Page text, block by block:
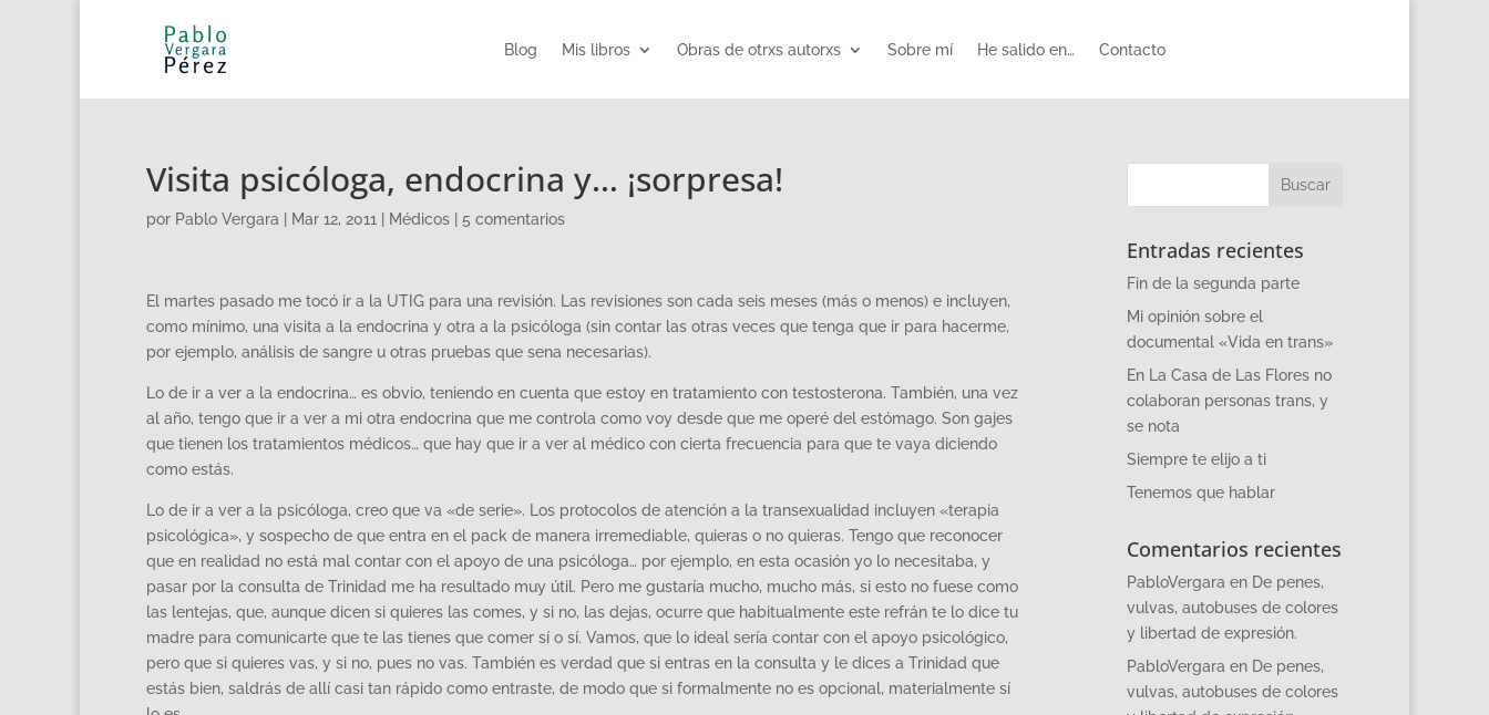
Blog Mis libros Obras de otrxs autorxs Sobre mí He salido en… Contacto
Visita psicóloga, endocrina y… ¡sorpresa!
por Pablo Vergara Mar 12, 2011 Médicos 5 comentarios
El martes pasado me tocó ir a la UTIG para una revisión. Las revisiones son cada seis meses (más o menos) e incluyen,
como mínimo, una visita a la endocrina y otra a la psicóloga (sin contar las otras veces que tenga que ir para hacerme,
por ejemplo, análisis de sangre u otras pruebas que sena necesarias).
Lo de ir a ver a la endocrina… es obvio, teniendo en cuenta que estoy en tratamiento con testosterona. También, una vez
al año, tengo que ir a ver a mi otra endocrina que me controla como voy desde que me operé del estómago. Son gajes
que tienen los tratamientos médicos… que hay que ir a ver al médico con cierta frecuencia para que te vaya diciendo
como estás.
Lo de ir a ver a la psicóloga, creo que va «de serie». Los protocolos de atención a la transexualidad incluyen «terapia
psicológica», y sospecho de que entra en el pack de manera irremediable, quieras o no quieras. Tengo que reconocer
que en realidad no está mal contar con el apoyo de una psicóloga… por ejemplo, en esta ocasión yo lo necesitaba, y
pasar por la consulta de Trinidad me ha resultado muy útil. Pero me gustaría mucho, mucho más, si esto no fuese como
las lentejas, que, aunque dicen si quieres las comes, y si no, las dejas, ocurre que habitualmente este refrán te lo dice tu
madre para comunicarte que te las tienes que comer sí o sí. Vamos, que lo ideal sería contar con el apoyo psicológico,
pero que si quieres vas, y si no, pues no vas. También es verdad que si entras en la consulta y le dices a Trinidad que
estás bien, saldrás de allí casi tan rápido como entraste, de modo que si formalmente no es opcional, materialmente sí
Entradas recientes
Fin de la segunda parte
Mi opinión sobre el
documental «Vida en trans»
En La Casa de Las Flores no
colaboran personas trans, y
se nota
Siempre te elijo a ti
Tenemos que hablar
Comentarios recientes
PabloVergara en De penes,
vulvas, autobuses de colores
y libertad de expresión.
PabloVergara en De penes,
vulvas, autobuses de colores